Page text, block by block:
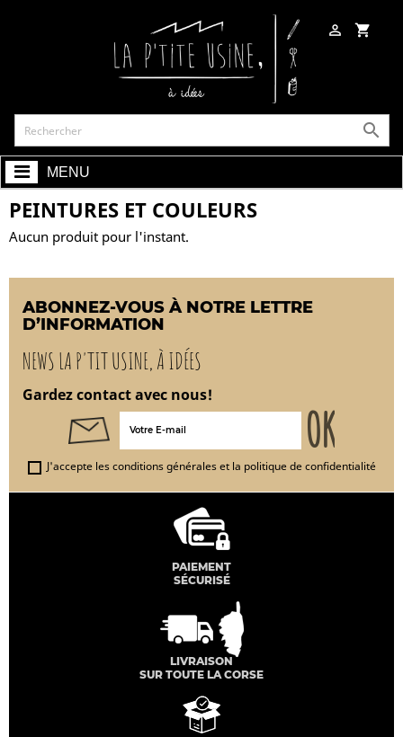
shopping_cart


MENU
PEINTURES ET COULEURS
Aucun produit pour l'instant.
ABONNEZ-VOUS À NOTRE LETTRE
D’INFORMATION
NEWS LA P'TIT USINE, À IDÉES
Gardez contact avec nous!
J'accepte les conditions générales et la politique de confidentialité
PAIEMENT
SÉCURISÉ
LIVRAISON
SUR TOUTE LA CORSE